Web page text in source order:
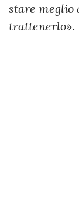
stare meglio
trattenerlo».